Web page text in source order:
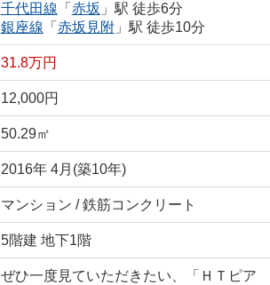
千代田線 「 赤坂 」駅 徒歩6分
銀座線 「 赤坂見附」駅 徒歩10分
31.8万円
12,000円
50.29㎡
2016年 4月(築10年)
マンション / 鉄筋コンクリート
5階建 地下1階
ぜひ一度見ていただきたい、「ＨＴピア